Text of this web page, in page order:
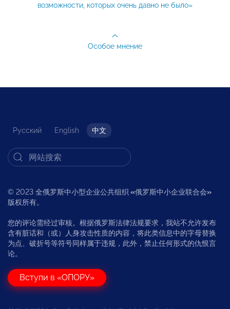
возможности, которых очень давно не было»
Особое мнение
Русский English 中文
© 2023 全俄罗斯中小型企业公共组织 «俄罗斯中小企业联合会»
版权所有。
您的评论需经过审核。根据俄罗斯法律法规要求，我站不允许发布
含有脏话和（或）人身攻击性质的内容，将此类信息中的字母替换
为点、破折号等符号同样属于违规，此外，禁止任何形式的仇恨言
论。
Вступи в «ОПОРУ»